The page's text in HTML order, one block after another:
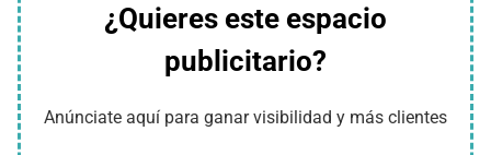
¿Quieres este espacio
publicitario?
Anúnciate aquí para ganar visibilidad y más clientes